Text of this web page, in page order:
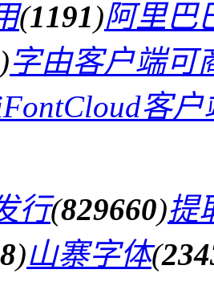
(1191)阿里巴
)字由客户端可
客
行(829660)提
)山寨字体(